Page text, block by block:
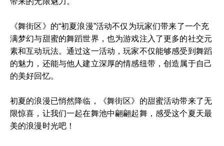
《舞街区》的“初夏浪漫”活动不仅为玩家们带来了一个充
满梦幻与甜蜜的舞蹈世界，也为游戏注入了更多的社交元
素和互动玩法。通过这一活动，玩家不仅能够感受到舞蹈
的魅力，还能与他人建立深厚的情感纽带，创造属于自己
的美好回忆。
初夏的浪漫已悄然降临，《舞街区》的甜蜜活动带来了无
限惊喜，让我们一起在舞池中翩翩起舞，感受这个夏天最
美的浪漫时光吧！